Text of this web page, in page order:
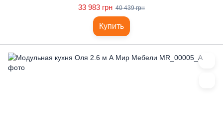
33 983 грн 40 439 грн
Купить